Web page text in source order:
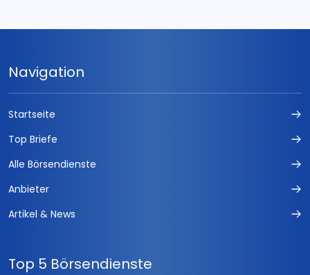
Navigation
Startseite
Top Briefe
Alle Börsendienste
Anbieter
Artikel & News
Top 5 Börsendienste